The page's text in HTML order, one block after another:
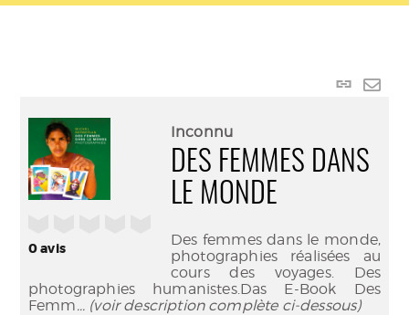
Lien
0avis
Inconnu
DES FEMMES DANS
LE MONDE
Des femmes dans le monde,
photographies réalisées au
cours des voyages. Des
photographies humanistes.Das E-Book Des
Femm... (voir description complète ci-dessous)